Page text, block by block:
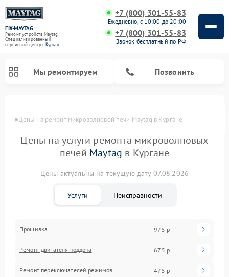
FIX-MAYTAG
Ремонт устройств Maytag
Специализированный
cервисный центр г.Курган
+7 (800) 301-55-83
Ежедневно, с 10:00 до 20:00
+7 (800) 301-55-83
Звонок бесплатный по РФ
Мы ремонтируем Позвонить
Цены на ремонт микроволновой печи Maytag в Кургане
Цены на услуги ремонта микроволновых
печей Maytag в Кургане
Цены актуальны на текущую дату 07.08.2026
Услуги Неисправности
Прошивка 975 р
Ремонт двигателя поддона 675 р
Ремонт переключателей режимов 475 р